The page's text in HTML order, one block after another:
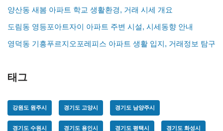
양산동 새봄 아파트 학교 생활환경, 거래 시세 개요
도림동 영등포아트자이 아파트 주변 시설, 시세동향 안내
영덕동 기흥푸르지오포레피스 아파트 생활 입지, 거래정보 탐구
태그
강원도 원주시 경기도 고양시 경기도 남양주시
경기도 수원시 경기도 용인시 경기도 평택시 경기도 화성시